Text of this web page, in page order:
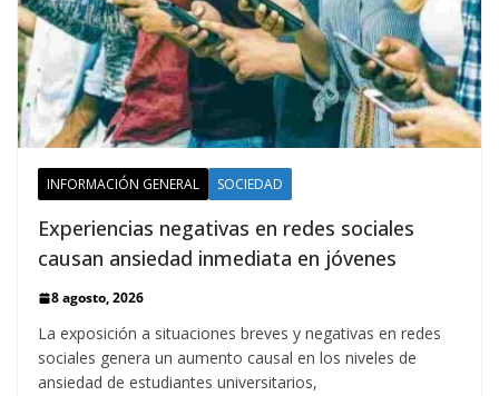
INFORMACIÓN GENERAL SOCIEDAD
Experiencias negativas en redes sociales
causan ansiedad inmediata en jóvenes
8 agosto, 2026
La exposición a situaciones breves y negativas en redes
sociales genera un aumento causal en los niveles de
ansiedad de estudiantes universitarios,